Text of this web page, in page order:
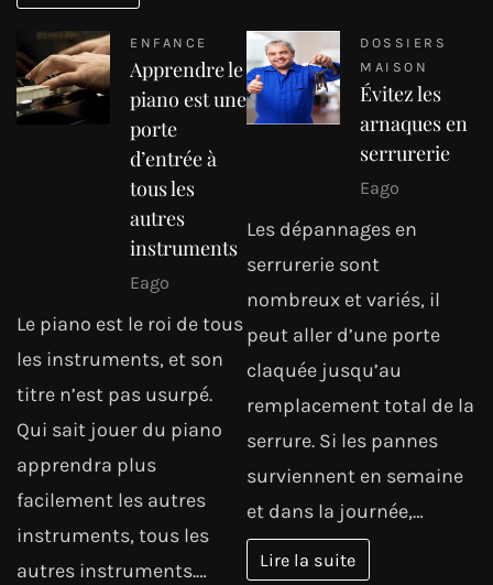
ENFANCE
Apprendre le
piano est une
porte
d’entrée à
tous les
autres
instruments
Eago
Le piano est le roi de tous
les instruments, et son
titre n’est pas usurpé.
Qui sait jouer du piano
apprendra plus
facilement les autres
instruments, tous les
autres instruments.…
DOSSIERS
MAISON
Évitez les
arnaques en
serrurerie
Eago
Les dépannages en
serrurerie sont
nombreux et variés, il
peut aller d’une porte
claquée jusqu’au
remplacement total de la
serrure. Si les pannes
surviennent en semaine
et dans la journée,…
Lire la suite